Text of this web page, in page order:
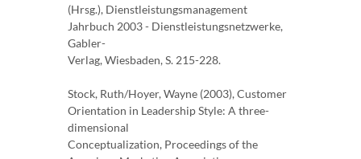
(Hrsg.), Dienstleistungsmanagement
Jahrbuch 2003 - Dienstleistungsnetzwerke,
Gabler-
Verlag, Wiesbaden, S. 215-228.
Stock, Ruth/Hoyer, Wayne (2003), Customer
Orientation in Leadership Style: A three-
dimensional
Conceptualization, Proceedings of the